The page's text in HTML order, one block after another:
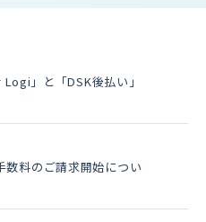
」と「DSK後払い」
数料のご請求開始につい